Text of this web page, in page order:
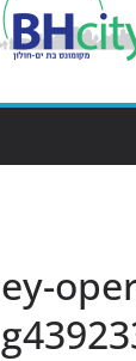
בבת־ים: חוף